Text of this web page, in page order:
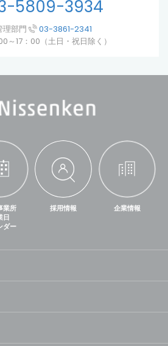
5809-3934
理部門
03-3861-2341
～17：00（土日・祝日除く）
業所
日
ダー
採用情報 企業情報